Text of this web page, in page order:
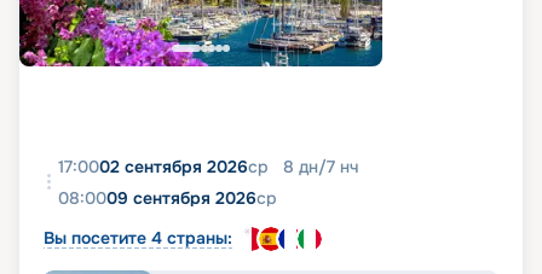
17:0002 сентября 2026ср 8 дн/7 нч
08:0009 сентября 2026ср
Вы посетите 4 страны: